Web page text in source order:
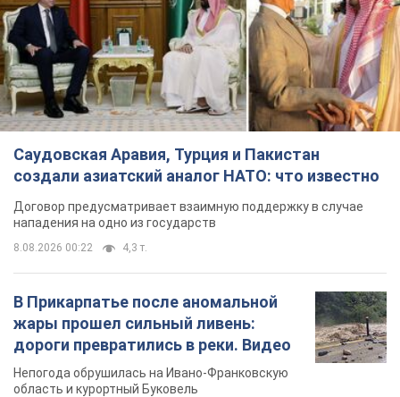
Саудовская Аравия, Турция и Пакистан
создали азиатский аналог НАТО: что известно
Договор предусматривает взаимную поддержку в случае
нападения на одно из государств
8.08.2026 00:22 4,3 т.
В Прикарпатье после аномальной
жары прошел сильный ливень:
дороги превратились в реки. Видео
Непогода обрушилась на Ивано-Франковскую
область и курортный Буковель